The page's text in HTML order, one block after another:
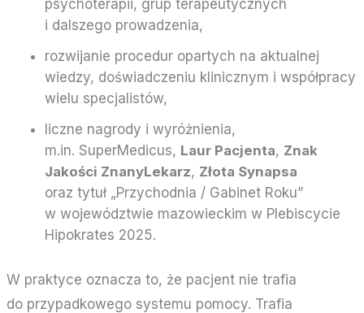
psychoterapii, grup terapeutycznych
i dalszego prowadzenia,
rozwijanie procedur opartych na aktualnej
wiedzy, doświadczeniu klinicznym i współpracy
wielu specjalistów,
liczne nagrody i wyróżnienia,
m.in. SuperMedicus, Laur Pacjenta, Znak
Jakości ZnanyLekarz, Złota Synapsa
oraz tytuł „Przychodnia / Gabinet Roku”
w województwie mazowieckim w Plebiscycie
Hipokrates 2025.
W praktyce oznacza to, że pacjent nie trafia
do przypadkowego systemu pomocy. Trafia